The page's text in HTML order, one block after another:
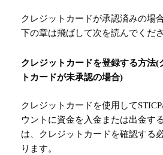
クレジットカードが承認済みの場
下の章は飛ばして次を読んでくださ
クレジットカードを登録する方法(
トカードが未承認の場合)
クレジットカードを使用して
ウントに資金を入金または出金す
は、クレジットカードを確認する
ります。